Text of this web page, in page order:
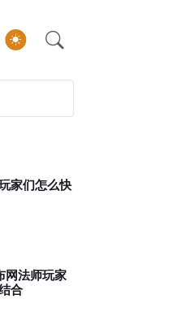
家们怎么快
网法师玩家
合